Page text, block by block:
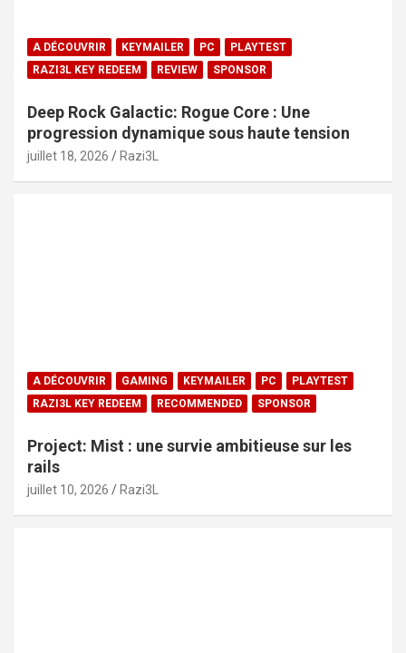
A DÉCOUVRIR KEYMAILER PC
PLAYTEST
RAZI3L KEY REDEEM
REVIEW SPONSOR
Deep Rock Galactic: Rogue Core : Une
progression dynamique sous haute tension
juillet 18, 2026 Razi3L
A DÉCOUVRIR GAMING KEYMAILER PC
PLAYTEST
RAZI3L KEY REDEEM
RECOMMENDED SPONSOR
Project: Mist : une survie ambitieuse sur les
rails
juillet 10, 2026 Razi3L